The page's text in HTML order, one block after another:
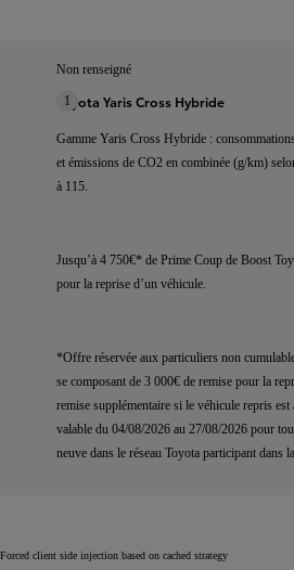
Non renseigné
1
Toyota Yaris Cross Hybride
Gamme Yaris Cross Hybride :
et émissions de CO2 en combinée (g/km)
à 115.
Jusqu’à 4 750€* de Prime Coup de Boost
pour la reprise d’un véhicule.
*Offre réservée aux particuliers non
se composant de 3 000€ de remise pour la
remise supplémentaire si le véhicule repris
valable du 04/08/2026 au 27/08/2026 pour
neuve dans le réseau Toyota participant dans
Forced client side injection based on cached strategy